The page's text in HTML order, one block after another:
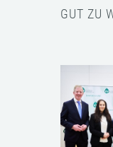
GUT ZU